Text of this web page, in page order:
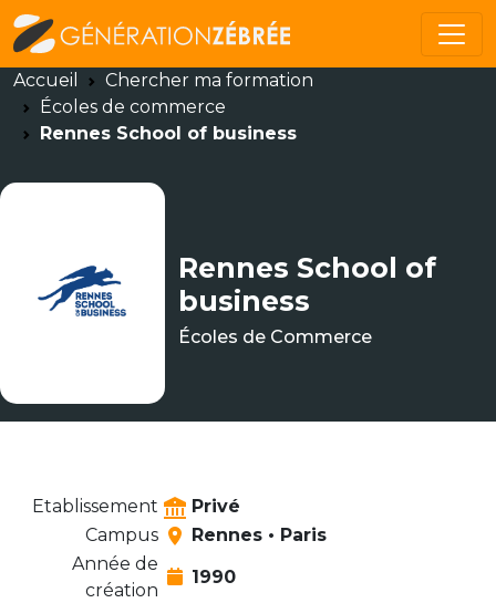
Accueil
Chercher ma formation
Écoles de commerce
Rennes School of business
Rennes School of
business
Écoles de Commerce
Etablissement
Privé
Campus
Rennes • Paris
Année de
création
1990